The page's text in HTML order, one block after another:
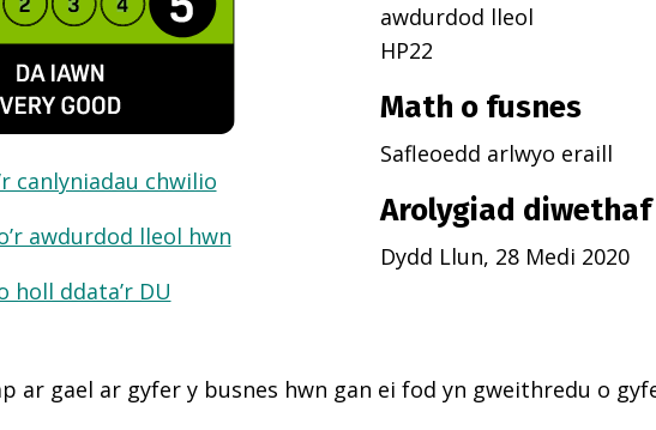
canlyniadau chwilio
awdurdod lleol hwn
holl ddata’r DU
awdurdod lleol
HP22
Math o fusnes
Safleoedd arlwyo eraill
Arolygiad diwethaf
Dydd Llun, 28 Medi 2020
ar gael ar gyfer y busnes hwn gan ei fod yn gweithredu o